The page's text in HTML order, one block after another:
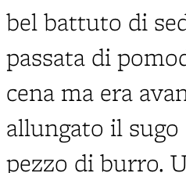
bel battuto di
passata di
cena ma era
allungato il
pezzo di burro.